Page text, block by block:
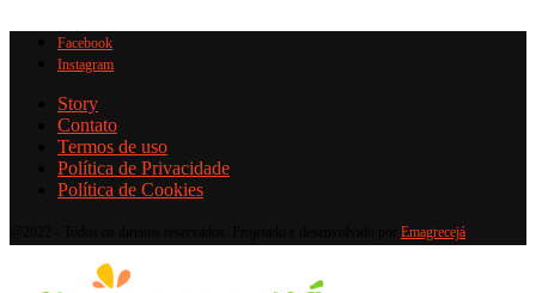
Facebook
Instagram
Story
Contato
Termos de uso
Política de Privacidade
Política de Cookies
Emagrecejá